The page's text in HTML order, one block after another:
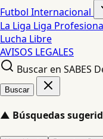
Futbol Internacional
La Liga Liga
Lucha Libre
AVISOS LEGALES
Buscar en SABES
Buscar
▲ Búsquedas